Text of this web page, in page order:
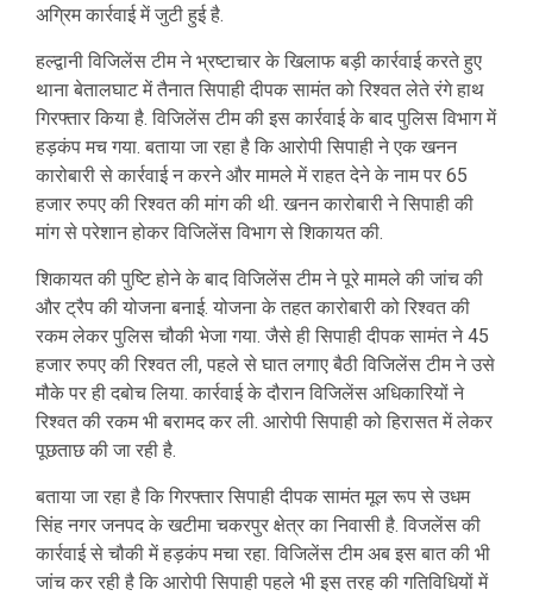
अग्रिम कार्रवाई में जुटी हुई है.
हल्द्वानी विजिलेंस टीम ने भ्रष्टाचार के खिलाफ बड़ी कार्रवाई करते हुए
थाना बेतालघाट में तैनात सिपाही दीपक सामंत को रिश्वत लेते रंगे हाथ
गिरफ्तार किया है. विजिलेंस टीम की इस कार्रवाई के बाद पुलिस विभाग में
हड़कंप मच गया. बताया जा रहा है कि आरोपी सिपाही ने एक खनन
कारोबारी से कार्रवाई न करने और मामले में राहत देने के नाम पर 65
हजार रुपए की रिश्वत की मांग की थी. खनन कारोबारी ने सिपाही की
मांग से परेशान होकर विजिलेंस विभाग से शिकायत की.
शिकायत की पुष्टि होने के बाद विजिलेंस टीम ने पूरे मामले की जांच की
और ट्रैप की योजना बनाई. योजना के तहत कारोबारी को रिश्वत की
रकम लेकर पुलिस चौकी भेजा गया. जैसे ही सिपाही दीपक सामंत ने 45
हजार रुपए की रिश्वत ली, पहले से घात लगाए बैठी विजिलेंस टीम ने उसे
मौके पर ही दबोच लिया. कार्रवाई के दौरान विजिलेंस अधिकारियों ने
रिश्वत की रकम भी बरामद कर ली. आरोपी सिपाही को हिरासत में लेकर
पूछताछ की जा रही है.
बताया जा रहा है कि गिरफ्तार सिपाही दीपक सामंत मूल रूप से उधम
सिंह नगर जनपद के खटीमा चकरपुर क्षेत्र का निवासी है. विजलेंस की
कार्रवाई से चौकी में हड़कंप मचा रहा. विजिलेंस टीम अब इस बात की भी
जांच कर रही है कि आरोपी सिपाही पहले भी इस तरह की गतिविधियों में